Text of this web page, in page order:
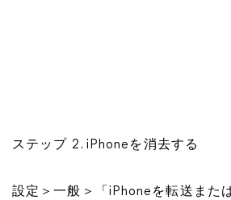
ステップ 2. iPhoneを消去する
設定＞一般＞「iPhoneを転送また